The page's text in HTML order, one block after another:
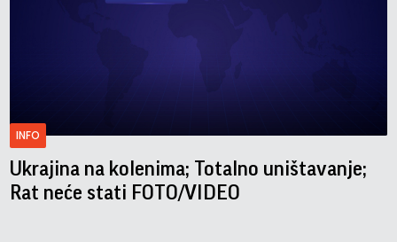
INFO
Ukrajina na kolenima; Totalno uništavanje;
Rat neće stati FOTO/VIDEO